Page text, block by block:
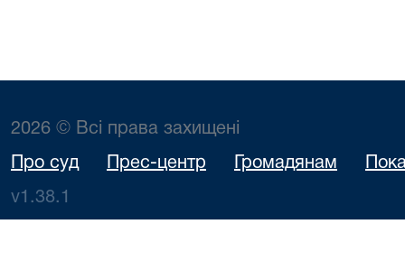
2026 © Всі права захищені
Про суд Прес-центр Громадянам
v1.38.1